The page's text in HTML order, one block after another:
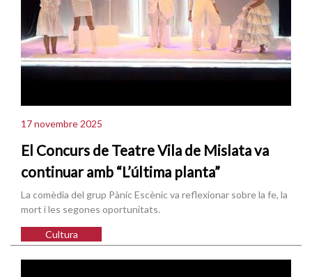
17 novembre 2025
El Concurs de Teatre Vila de Mislata va
continuar amb “L’última planta”
La comèdia del grup Pànic Escènic va reflexionar sobre la fe, la
mort i les segones oportunitats.
Cultura